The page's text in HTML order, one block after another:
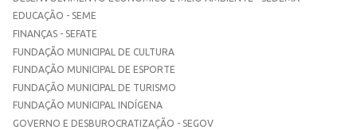
EDUCAÇÃO - SEME
FINANÇAS - SEFATE
FUNDAÇÃO MUNICIPAL DE CULTURA
FUNDAÇÃO MUNICIPAL DE ESPORTE
FUNDAÇÃO MUNICIPAL DE TURISMO
FUNDAÇÃO MUNICIPAL INDÍGENA
GOVERNO E DESBUROCRATIZAÇÃO - SEGOV